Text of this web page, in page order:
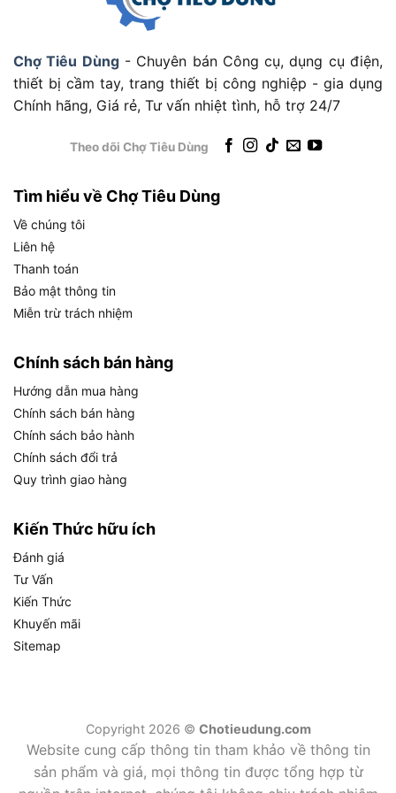
cùng dung tích.
Động Cơ Xăng 2 Thì 27.2cc Trên BG-86C Hoạt Động Như Thế Nào?
Cơ chế hoạt động của động cơ 2 thì trên BG-86C
sau:
Chu kỳ hoạt động đơn giản:
4 thì cần 4 hành trình piston để hoàn thành một
chu kỳ đốt cháy, động cơ 2 thì của BG-86C chỉ
cần 2 hành trình. Điều này có nghĩa là cứ mỗi
vòng quay trục khuỷu, máy tạo ra một lần nổ,
cần hệ thống phân phối khí phức tạp.
Ưu điểm về trọng lượng và kích thước:
dung tích 27.2 cc, động cơ 2 thì cho phép BG-
86C giữ tổng trọng lượng ở mức 4.4 kg, một
con số hợp lý cho thiết bị xăng cầm tay. Nếu
dùng động cơ 4 thì cùng công suất, máy sẽ
hộp truyền động phức tạp hơn.
Yêu cầu nhiên liệu hỗn hợp:
của động cơ 2 thì là không có buồng chứa dầu
nhớt riêng biệt. Người dùng cần pha dầu nhớt 2
thì vào xăng theo tỷ lệ khuyến nghị của Stihl
(thường là 1:50 hoặc theo chỉ dẫn sản phẩm cụ
Bảo dưỡng đơn giản hơn:Cấu trúc ít chi tiết
chuyển động hơn giúp động cơ 2 thì dễ bảo trì,
phù hợp với người dùng cá nhân và doanh
nghiệp nhỏ không có đội ngũ kỹ thuật chuyên
Chợ Tiêu Dùng- Chuyên bán Công cụ, dụng cụ điện,
thiết bị cầm tay, trang thiết bị công nghiệp - gia dụng
Chính hãng, Giá rẻ, Tư vấn nhiệt tình, hỗ trợ 24/7
Theo dõi Chợ Tiêu Dùng
Tìm hiểu về Chợ Tiêu Dùng
Về chúng tôi
Liên hệ
Thanh toán
Bảo mật thông tin
Miễn trừ trách nhiệm
Chính sách bán hàng
Hướng dẫn mua hàng
Chính sách bán hàng
Chính sách bảo hành
Chính sách đổi trả
Quy trình giao hàng
Kiến Thức hữu ích
Đánh giá
Tư Vấn
Kiến Thức
Khuyến mãi
Sitemap
Copyright 2026 © Chotieudung.com
Website cung cấp thông tin tham khảo về thông tin
sản phẩm và giá, mọi thông tin được tổng hợp từ